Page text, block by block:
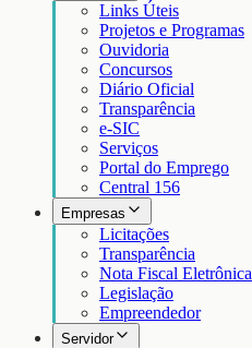
Links Úteis
Projetos e Programas
Ouvidoria
Concursos
Diário Oficial
Transparência
e-SIC
Serviços
Portal do Emprego
Central 156
Empresas
Licitações
Transparência
Nota Fiscal Eletrônica
Legislação
Empreendedor
Servidor